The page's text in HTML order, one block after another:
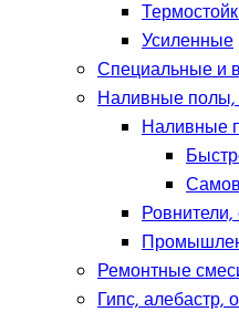
Усиленные
Специальные и
Наливные полы,
Наливные
Ровнители,
Ремонтные
Гипс, алебастр,